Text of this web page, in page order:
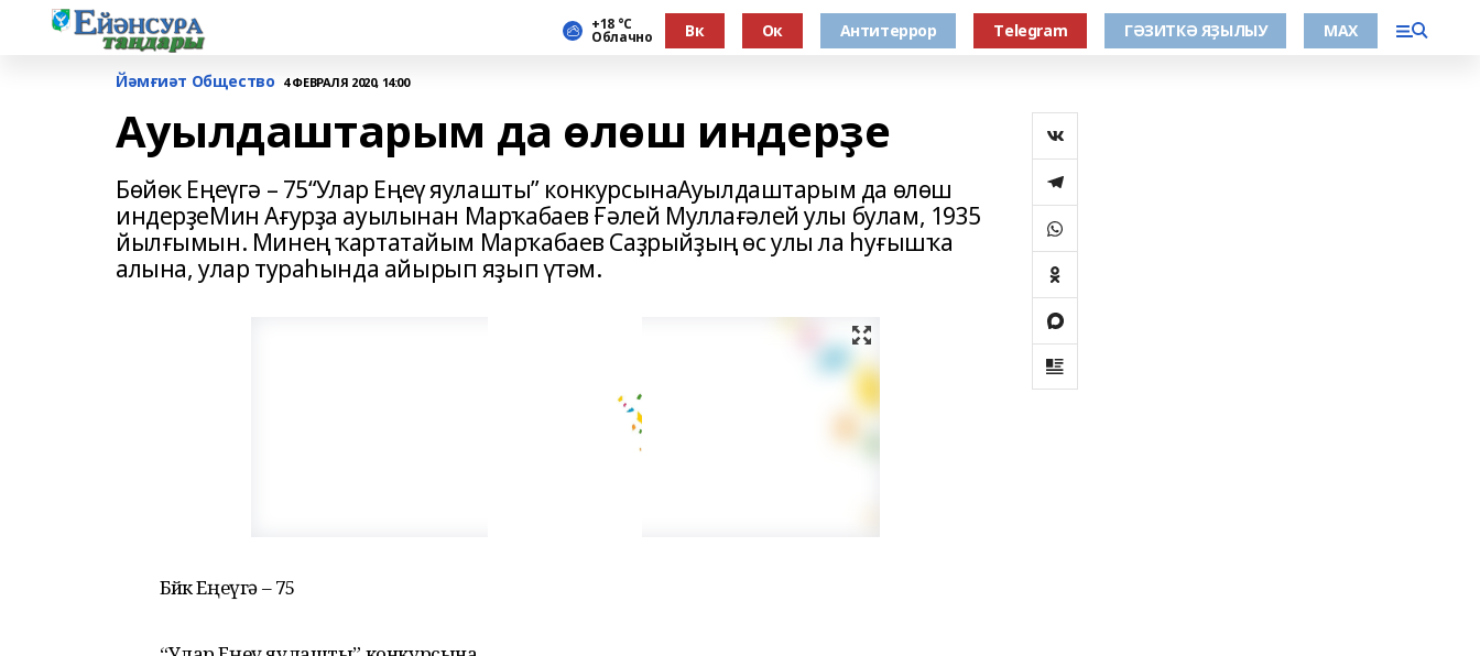
+18 °С
Облачно Вк Ок Антитеррор Тelegram ГӘЗИТКӘ ЯҘЫЛЫУ МАХ
Йәмғиәт Общество 4 ФЕВРАЛЯ 2020, 14:00
Ауылдаштарым да өлөш индерҙе
Бөйөк Еңеүгә – 75“Улар Еңеү яулашты” конкурсынаАуылдаштарым да өлөш
индерҙеМин Ағурҙа ауылынан Марҡабаев Ғәлей Муллағәлей улы булам, 1935
йылғымын. Минең ҡартатайым Марҡабаев Саҙрыйҙың өс улы ла һуғышҡа
алына, улар тураһында айырып яҙып үтәм.
Бөйөк Еңеүгә – 75